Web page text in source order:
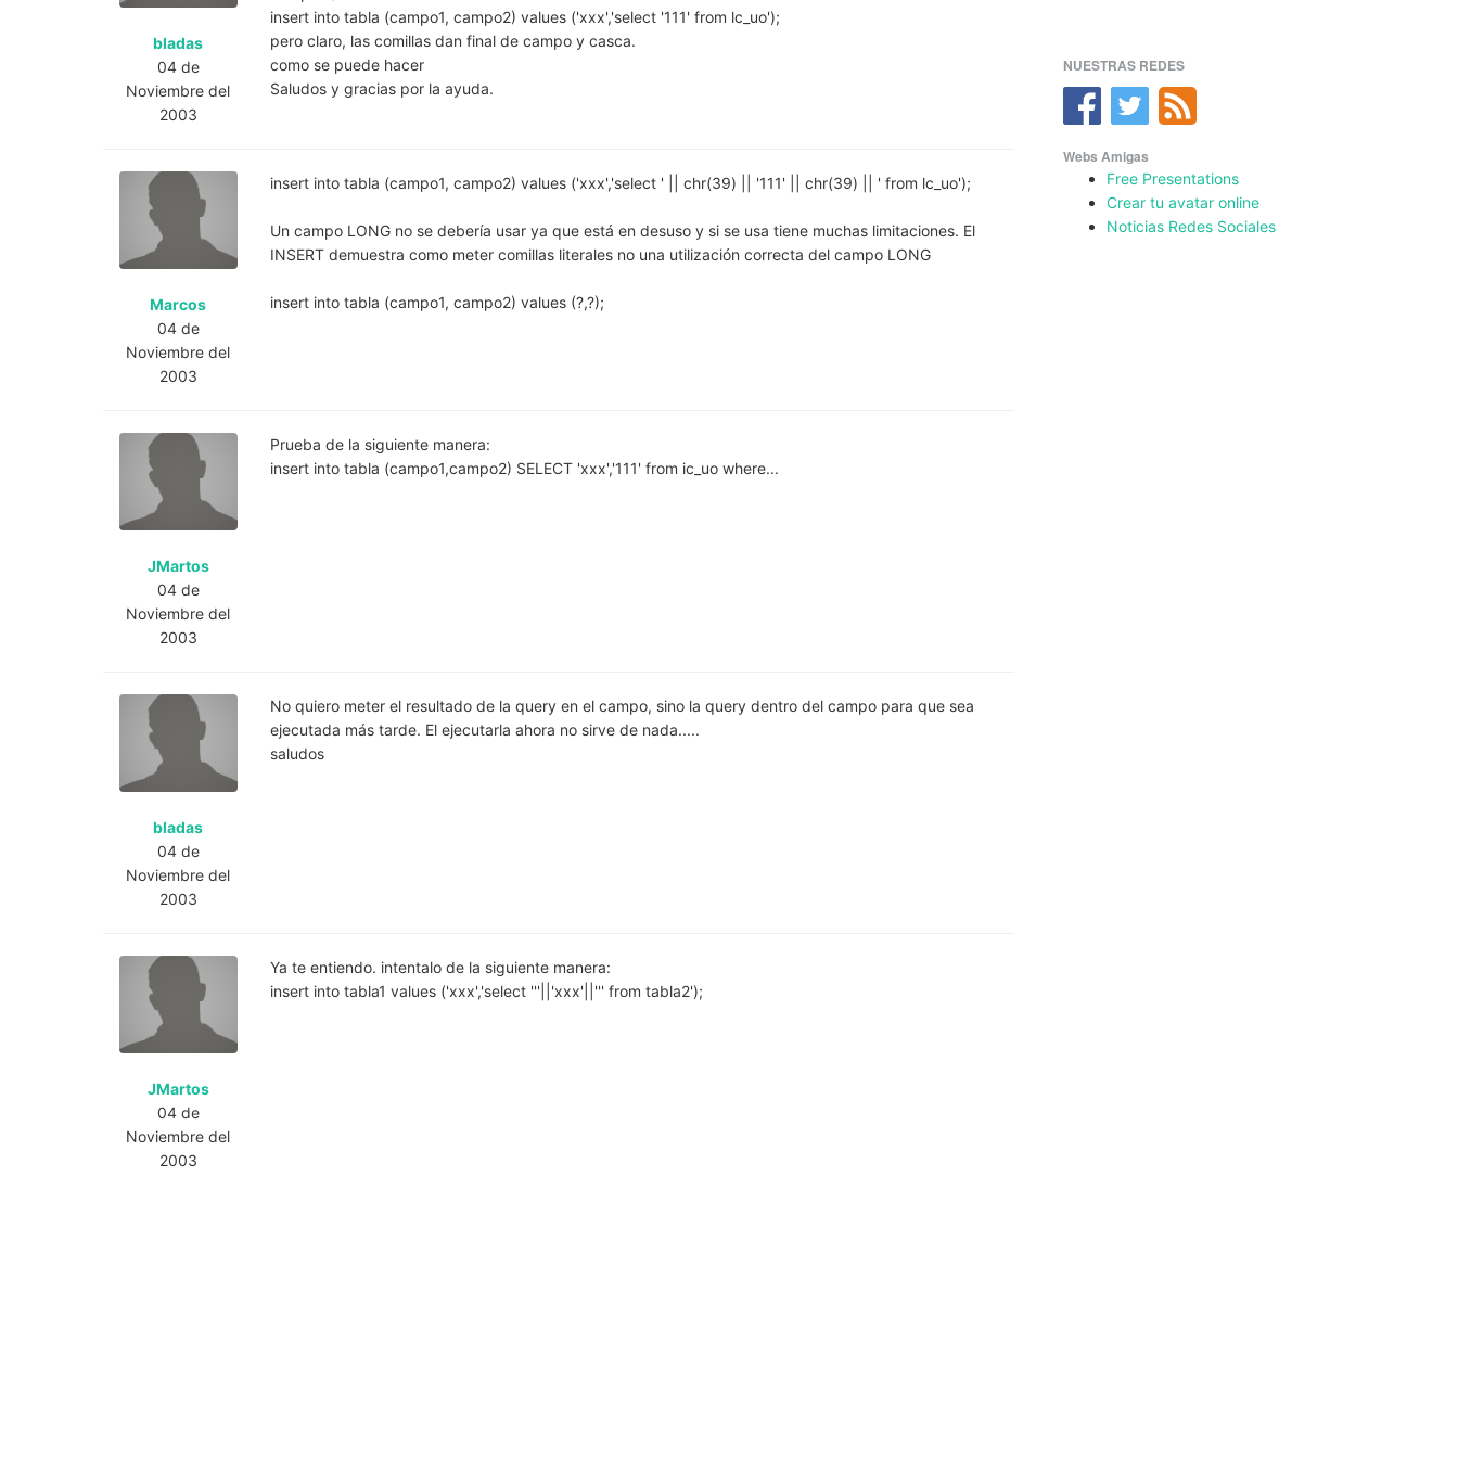
bladas
04 de
Noviembre del
2003
insert into tabla (campo1, campo2) values ('xxx','select '111' from lc_uo');
pero claro, las comillas dan final de campo y casca.
como se puede hacer
Saludos y gracias por la ayuda.
Marcos
04 de
Noviembre del
2003
insert into tabla (campo1, campo2) values ('xxx','select ' || chr(39) || '111' || chr(39) || ' from lc_uo');
Un campo LONG no se debería usar ya que está en desuso y si se usa tiene muchas limitaciones. El
INSERT demuestra como meter comillas literales no una utilización correcta del campo LONG
insert into tabla (campo1, campo2) values (?,?);
JMartos
04 de
Noviembre del
2003
Prueba de la siguiente manera:
insert into tabla (campo1,campo2) SELECT 'xxx','111' from ic_uo where...
bladas
04 de
Noviembre del
2003
No quiero meter el resultado de la query en el campo, sino la query dentro del campo para que sea
ejecutada más tarde. El ejecutarla ahora no sirve de nada.....
saludos
JMartos
04 de
Noviembre del
2003
Ya te entiendo. intentalo de la siguiente manera:
insert into tabla1 values ('xxx','select '''||'xxx'||''' from tabla2');
NUESTRAS REDES
Webs Amigas
Free Presentations
Crear tu avatar online
Noticias Redes Sociales